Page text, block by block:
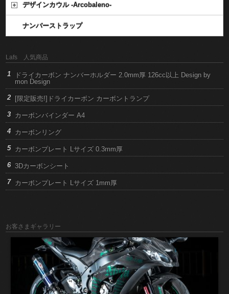
デザインカウル -Arcobaleno-
ナンバーストラップ
Lafs 人気商品
ドライカーボン ナンバーホルダー 2.0mm厚 126cc以上 Design by
mon Design
[限定販売!]ドライカーボン カーボントランプ
カーボンバインダー A4
カーボンリング
カーボンプレート Lサイズ 0.3mm厚
3Dカーボンシート
カーボンプレート Lサイズ 1mm厚
お客さまギャラリー